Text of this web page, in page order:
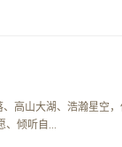
高山大湖、浩瀚星空
、倾听自...